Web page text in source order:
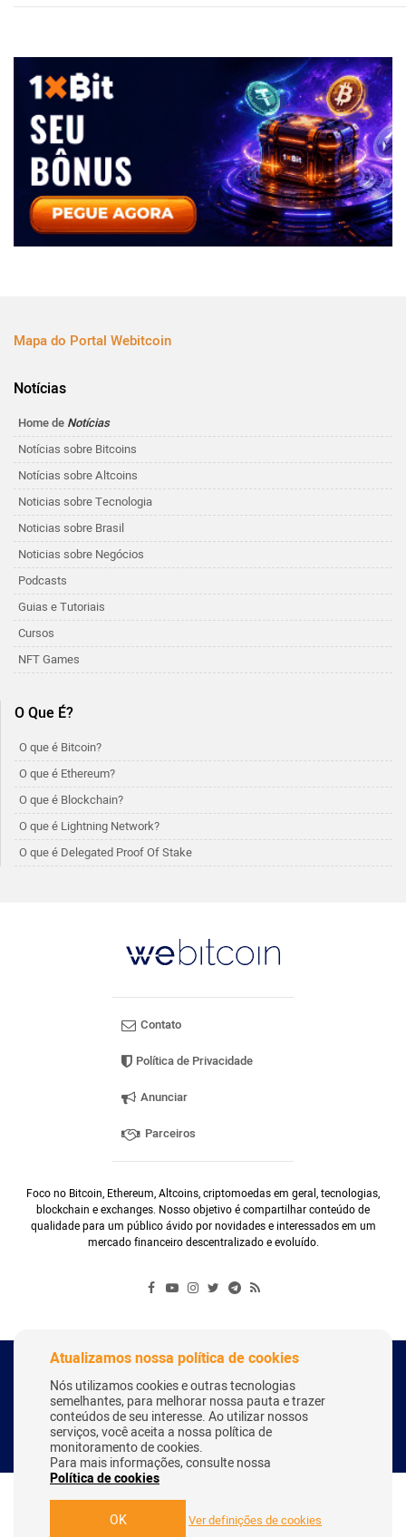
Mapa do Portal Webitcoin
Notícias
Home de Notícias
Notícias sobre Bitcoins
Notícias sobre Altcoins
Noticias sobre Tecnologia
Noticias sobre Brasil
Noticias sobre Negócios
Podcasts
Guias e Tutoriais
Cursos
NFT Games
O Que É?
O que é Bitcoin?
O que é Ethereum?
O que é Blockchain?
O que é Lightning Network?
O que é Delegated Proof Of Stake
Contato
Política de Privacidade
Anunciar
Parceiros
Foco no Bitcoin, Ethereum, Altcoins, criptomoedas em geral, tecnologias,
blockchain e exchanges. Nosso objetivo é compartilhar conteúdo de
qualidade para um público ávido por novidades e interessados em um
mercado financeiro descentralizado e evoluído.
Copyright Webitcoin 2018 - Todos os Direitos Reservados
Desenvolvido por: Herick Correa
Atualizamos nossa política de cookies
Nós utilizamos cookies e outras tecnologias
semelhantes, para melhorar nossa pauta e trazer
conteúdos de seu interesse. Ao utilizar nossos
serviços, você aceita a nossa política de
monitoramento de cookies.
Para mais informações, consulte nossa
Política de cookies
OK Ver definições de cookies